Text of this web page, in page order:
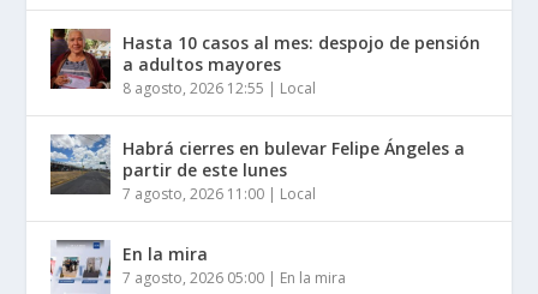
Hasta 10 casos al mes: despojo de pensión
a adultos mayores
8 agosto, 2026 12:55 | Local
Habrá cierres en bulevar Felipe Ángeles a
partir de este lunes
7 agosto, 2026 11:00 | Local
En la mira
7 agosto, 2026 05:00 | En la mira